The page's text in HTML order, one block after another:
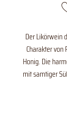
Der Likörwein
Charakter
Honig. Die
mit samtiger